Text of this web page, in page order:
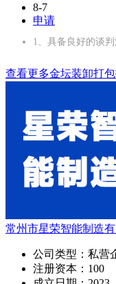
8-7
申请
1、具备良好的谈
查看更多金坛装卸打
常州市星荣智能制造有
公司类型： 私营
注册资本： 100